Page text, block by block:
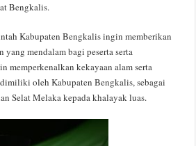
Bengkalis.
Kabupaten Bengkalis ingin memberikan
yang mendalam bagi peserta serta
memperkenalkan kekayaan alam serta
oleh Kabupaten Bengkalis, sebagai
Selat Melaka kepada khalayak luas.